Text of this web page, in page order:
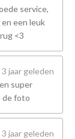
service,
een leuk
<3
3 jaar geleden
super
de foto
3 jaar geleden